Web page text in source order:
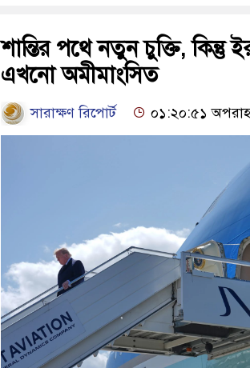
শান্তির পথে নতুন চুক্তি, কিন্তু
এখনো অমীমাংসিত
সারাক্ষণ রিপোর্ট ০১:২০:৫১